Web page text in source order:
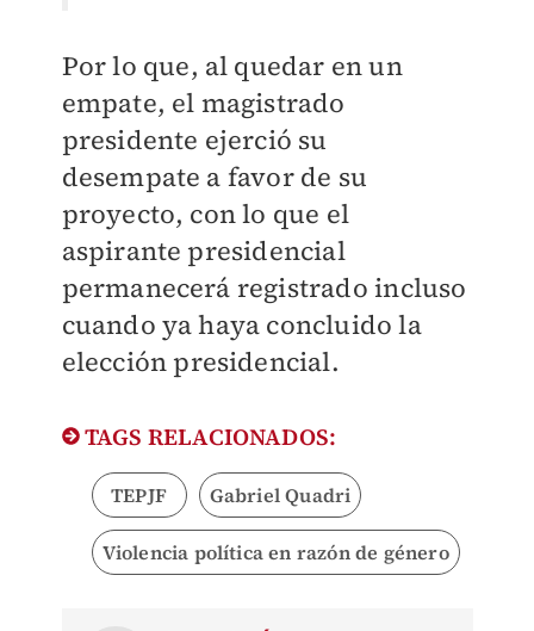
Por lo que, al quedar en un
empate, el magistrado
presidente ejerció su
desempate a favor de su
proyecto, con lo que el
aspirante presidencial
permanecerá registrado incluso
cuando ya haya concluido la
elección presidencial.
TAGS RELACIONADOS:
TEPJF Gabriel Quadri
Violencia política en razón de género